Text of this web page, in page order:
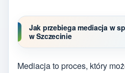
Jak przebiega mediacja w
w Szczecinie
Mediacja to proces, który